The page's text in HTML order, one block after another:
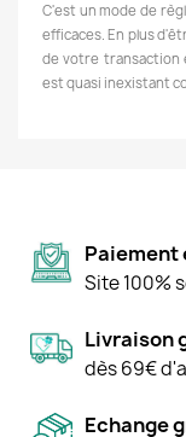
C'est un mode de
efficaces. En plus
de votre transaction
est quasi inexistant
Paiement
Site 100%
Livraison
dès 69€
Echange